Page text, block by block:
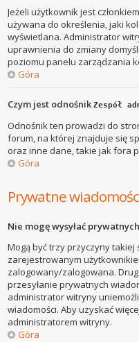
Jeżeli użytkownik jest
używana do określenia, jaki
wyświetlana. Administrator
uprawnienia do zmiany
poziomu panelu zarządzania
Góra
Czym jest odnośnikZespół
Odnośnik ten prowadzi do
forum, na której znajduje się
oraz inne dane, takie jak fora
Góra
Prywatne
Nie mogę wysyłać
Mogą być trzy przyczyny
zarejestrowanym
zalogowany/zalogowana.
przesyłanie prywatnych
administrator witryny
wiadomości. Aby uzyskać
administratorem witryny.
Góra